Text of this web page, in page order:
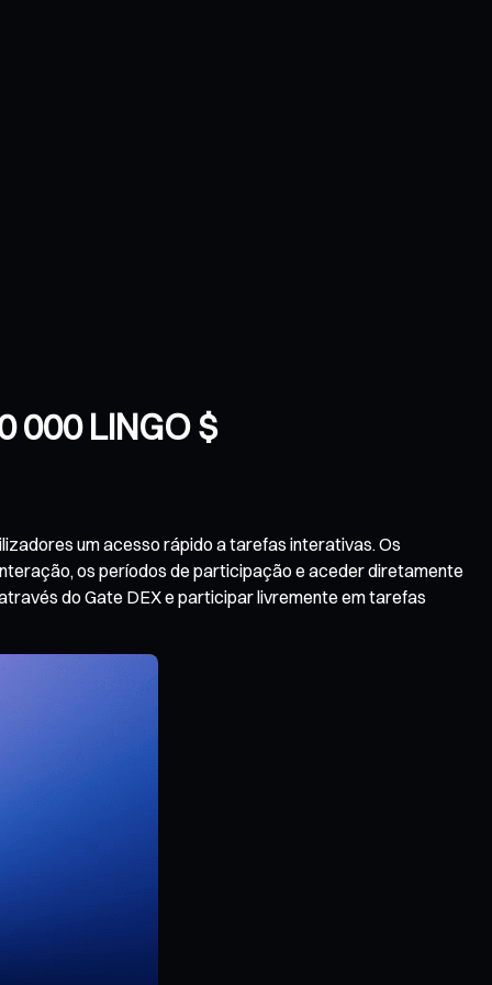
000 LINGO $
um acesso rápido a tarefas interativas. Os
os períodos de participação e aceder diretamente
do Gate DEX e participar livremente em tarefas